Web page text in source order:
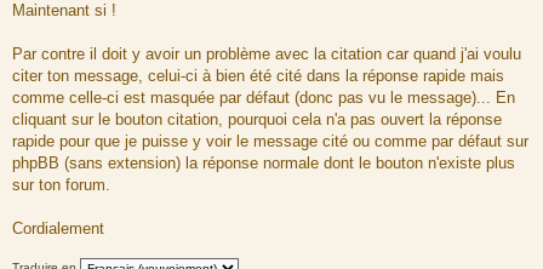
c
d
u
m
e
s
s
a
e
Maintenant si !
Par contre il doit y avoir un problème avec la citation car quand j'ai voulu
citer ton message, celui-ci à bien été cité dans la réponse rapide mais
comme celle-ci est masquée par défaut (donc pas vu le message)... En
cliquant sur le bouton citation, pourquoi cela n'a pas ouvert la réponse
rapide pour que je puisse y voir le message cité ou comme par défaut sur
phpBB (sans extension) la réponse normale dont le bouton n'existe plus
sur ton forum.
Cordialement